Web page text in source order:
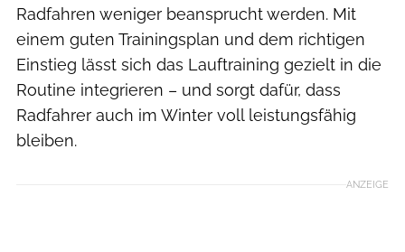
Radfahren weniger beansprucht werden. Mit
einem guten Trainingsplan und dem richtigen
Einstieg lässt sich das Lauftraining gezielt in die
Routine integrieren – und sorgt dafür, dass
Radfahrer auch im Winter voll leistungsfähig
bleiben.
ANZEIGE